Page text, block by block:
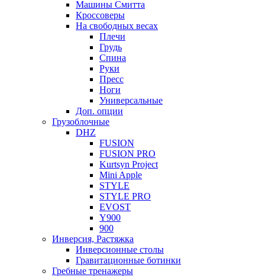
Машины Смитта
Кроссоверы
На свободных весах
Плечи
Грудь
Спина
Руки
Пресс
Ноги
Универсальные
Доп. опции
Грузоблочные
DHZ
FUSION
FUSION PRO
Kurtsyn Project
Mini Apple
STYLE
STYLE PRO
EVOST
Y900
900
Инверсия, Растяжка
Инверсионные столы
Гравитационные ботинки
Гребные тренажеры